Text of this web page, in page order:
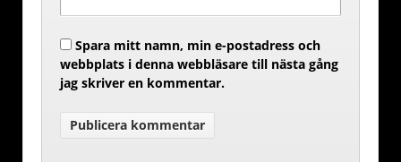
Spara mitt namn, min e-postadress och
webbplats i denna webbläsare till nästa gång
jag skriver en kommentar.